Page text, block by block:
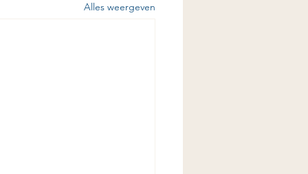
Alles weergeven